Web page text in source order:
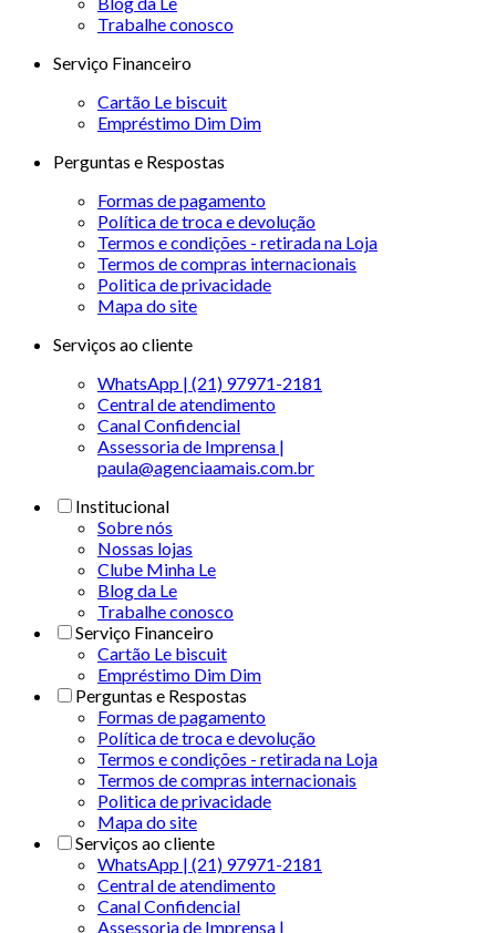
Trabalhe conosco
Serviço Financeiro
Cartão Le biscuit
Empréstimo Dim Dim
Perguntas e Respostas
Formas de pagamento
Política de troca e devolução
Termos e condições - retirada na Loja
Termos de compras internacionais
Politica de privacidade
Mapa do site
Serviços ao cliente
WhatsApp | (21) 97971-2181
Central de atendimento
Canal Confidencial
Assessoria de Imprensa |
paula@agenciaamais.com.br
Institucional
Sobre nós
Nossas lojas
Clube Minha Le
Blog da Le
Trabalhe conosco
Serviço Financeiro
Cartão Le biscuit
Empréstimo Dim Dim
Perguntas e Respostas
Formas de pagamento
Política de troca e devolução
Termos e condições - retirada na Loja
Termos de compras internacionais
Politica de privacidade
Mapa do site
Serviços ao cliente
WhatsApp | (21) 97971-2181
Central de atendimento
Canal Confidencial
Assessoria de Imprensa |